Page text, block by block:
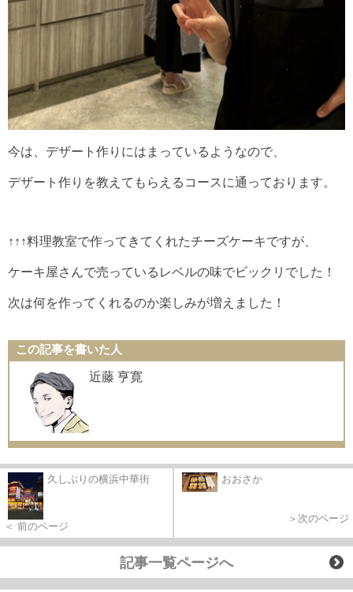
今は、デザート作りにはまっているようなので、
デザート作りを教えてもらえるコースに通っております。
↑↑↑料理教室で作ってきてくれたチーズケーキですが、
ケーキ屋さんで売っているレベルの味でビックリでした！
次は何を作ってくれるのか楽しみが増えました！
この記事を書いた人
近藤 亨寛
久しぶりの横浜中華街
＜ 前のページ
おおさか
＞次のページ
記事一覧ページへ